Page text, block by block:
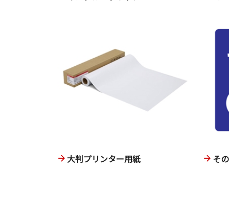
大判プリンター用紙 そ